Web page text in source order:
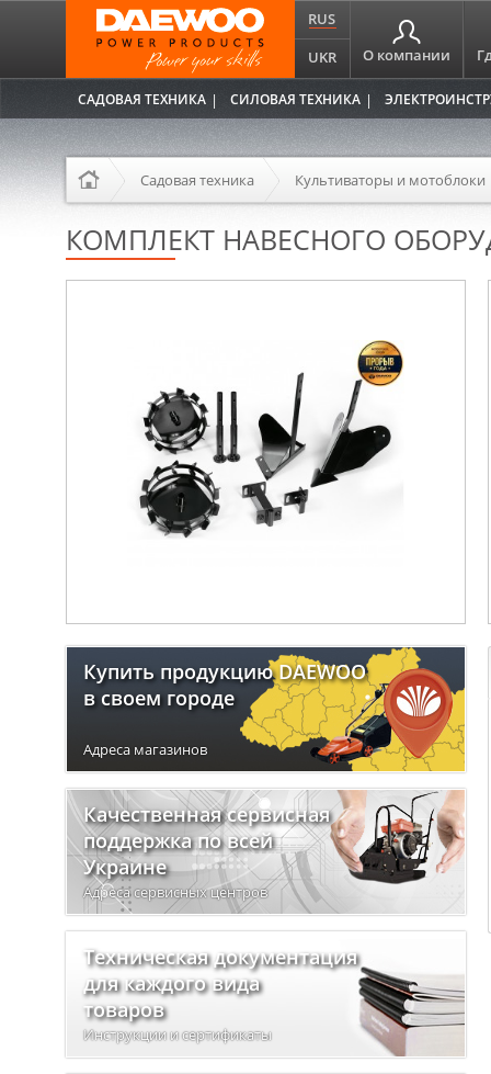
RUS
UKR
О компании
САДОВАЯ ТЕХНИКА СИЛОВАЯ ТЕХНИКА
Садовая техника Культиваторы и мотоблоки
КОМПЛЕКТ НАВЕСНОГО
Купить продукцию DAEWOO
в своем городе
Адреса магазинов
Качественная сервисная
поддержка по всей
Украине
Адреса сервисных центров
Техническая документация
для каждого вида
товаров
Инструкции и сертификаты